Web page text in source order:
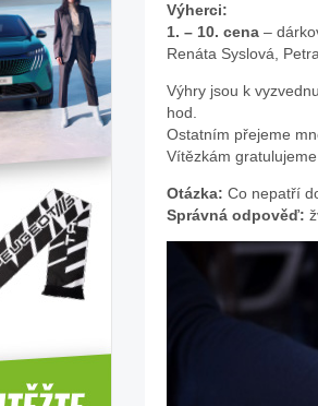
Výherci:
1. – 10. cena –
Renáta Syslová,
Výhry jsou k
hod.
Ostatním přejeme
Vítězkám
Otázka: Co nepatří
Správná odpověď: